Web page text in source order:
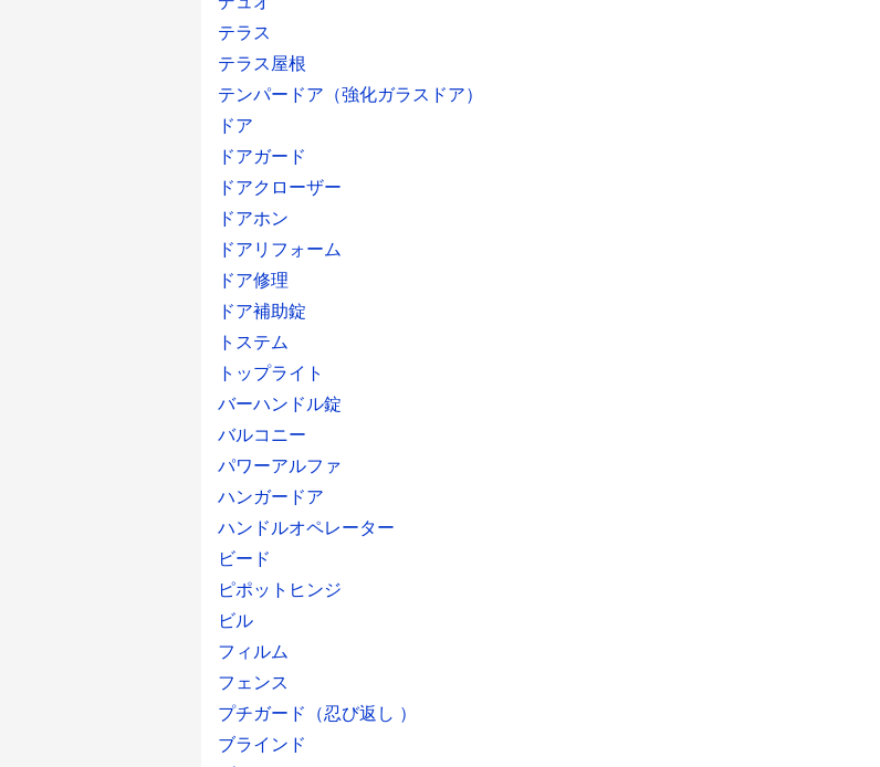
テラス
テラス屋根
テンパードア（強化ガラスドア）
ドア
ドアガード
ドアクローザー
ドアホン
ドアリフォーム
ドア修理
ドア補助錠
トステム
トップライト
バーハンドル錠
バルコニー
パワーアルファ
ハンガードア
ハンドルオペレーター
ビード
ピポットヒンジ
ビル
フィルム
フェンス
プチガード（忍び返し ）
ブラインド